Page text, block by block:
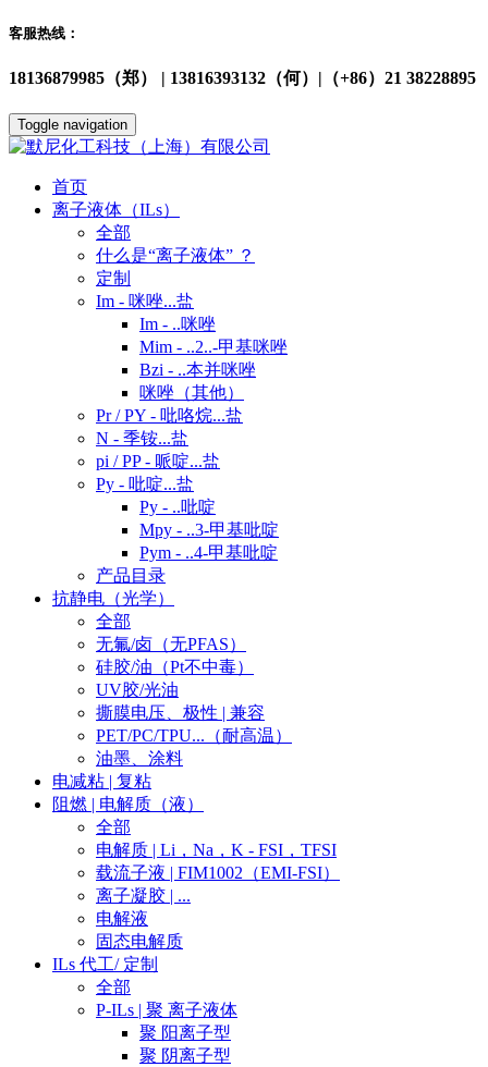
客服热线：
18136879985（郑） | 13816393132（何）|（+86）21 38228895
Toggle navigation
首页
离子液体（ILs）
全部
什么是“离子液体” ？
定制
Im - 咪唑...盐
Im - ..咪唑
Mim - ..2..-甲基咪唑
Bzi - ..本并咪唑
咪唑（其他）
Pr / PY - 吡咯烷...盐
N - 季铵...盐
pi / PP - 哌啶...盐
Py - 吡啶...盐
Py - ..吡啶
Mpy - ..3-甲基吡啶
Pym - ..4-甲基吡啶
产品目录
抗静电（光学）
全部
无氟/卤（无PFAS）
硅胶/油（Pt不中毒）
UV胶/光油
撕膜电压、极性 | 兼容
PET/PC/TPU...（耐高温）
油墨、涂料
电减粘 | 复粘
阻燃 | 电解质（液）
全部
电解质 | Li，Na，K - FSI，TFSI
载流子液 | FIM1002（EMI-FSI）
离子凝胶 | ...
电解液
固态电解质
ILs 代工/ 定制
全部
P-ILs | 聚 离子液体
聚 阳离子型
聚 阴离子型